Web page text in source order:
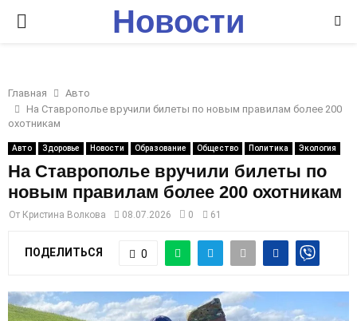
P
I
M
A
Новости
Главная
Авто
На Ставрополье вручили билеты по новым правилам более 200
охотникам
Авто Здоровье Новости Образование Общество Политика Экология
На Ставрополье вручили билеты по
новым правилам более 200 охотникам
От Кристина Волкова 08.07.2026 0 61
ПОДЕЛИТЬСЯ 0